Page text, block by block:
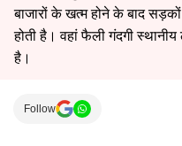
बाजारों के खत्म होने के बाद
होती है। वहां फैली गंदगी
है।
Follow